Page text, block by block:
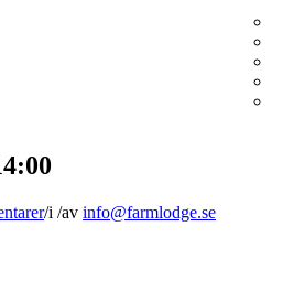
/i /av info@farmlodge.se